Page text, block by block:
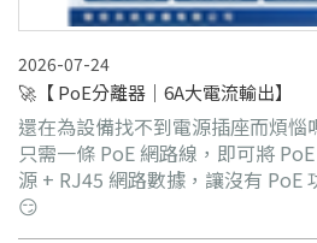
2026-07-24
🚀【 PoE分離器｜6A大電流輸出】
還在為設備找不到電源插座而煩惱
只需一條 PoE 網路線，即可將
源 + RJ45 網路數據，讓沒有 PoE
😏